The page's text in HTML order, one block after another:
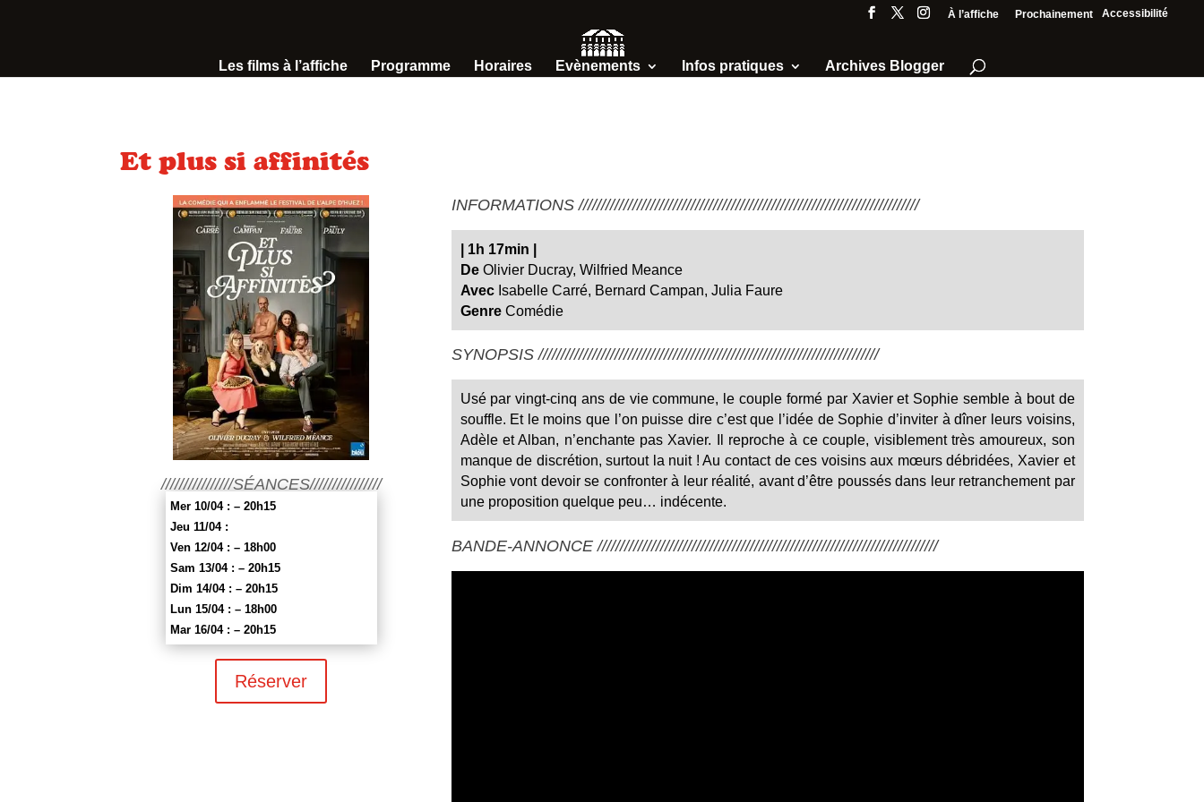
Accessibilité
À l’affiche Prochainement
Les films à l’affiche Programme Horaires Evènements Infos pratiques Archives Blogger
Et plus si affinités
////////////////SÉANCES////////////////
Mer 10/04 : – 20h15
Jeu 11/04 :
Ven 12/04 : – 18h00
Sam 13/04 : – 20h15
Dim 14/04 : – 20h15
Lun 15/04 : – 18h00
Mar 16/04 : – 20h15
Réserver
INFORMATIONS ////////////////////////////////////////////////////////////////////////////
1h 17min
DeOlivier Ducray, Wilfried Meance
AvecIsabelle Carré, Bernard Campan, Julia Faure
GenreComédie
SYNOPSIS ////////////////////////////////////////////////////////////////////////////
Usé par vingt-cinq ans de vie commune, le couple formé par Xavier et Sophie semble à bout de
souffle. Et le moins que l’on puisse dire c’est que l’idée de Sophie d’inviter à dîner leurs voisins,
Adèle et Alban, n’enchante pas Xavier. Il reproche à ce couple, visiblement très amoureux, son
manque de discrétion, surtout la nuit ! Au contact de ces voisins aux mœurs débridées, Xavier et
Sophie vont devoir se confronter à leur réalité, avant d’être poussés dans leur retranchement par
une proposition quelque peu… indécente.
BANDE-ANNONCE ////////////////////////////////////////////////////////////////////////////